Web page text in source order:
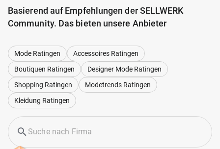
Basierend auf Empfehlungen der SELLWERK
Community. Das bieten unsere Anbieter
Mode Ratingen
Accessoires Ratingen
Boutiquen Ratingen
Designer Mode Ratingen
Shopping Ratingen
Modetrends Ratingen
Kleidung Ratingen